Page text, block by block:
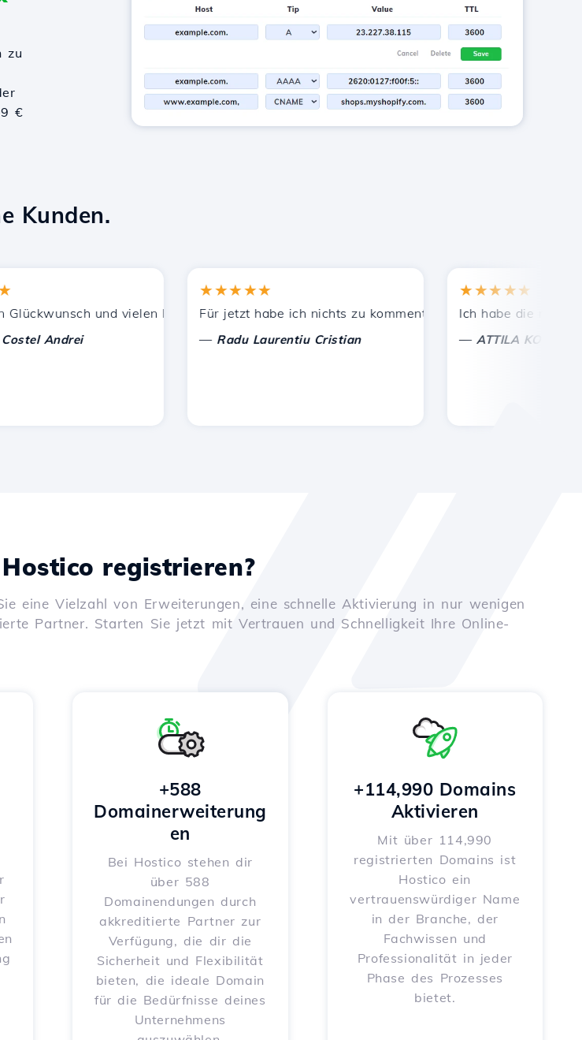
zu
€
Kunden.
zufrieden. Ich habe Sie anderen Bekannten empfohlen.
und vielen Dank für die geleistete Unterstützung!
Andrei
★★★★★
Für jetzt habe ich nichts zu kommentieren, nur um zu schätzen.
Radu Laurentiu Cristian
★★★★★
Ich habe die richtige
ATTILA KOLES
registrieren?
eine Vielzahl von Erweiterungen, eine schnelle Aktivierung in nur wenigen
Partner. Starten Sie jetzt mit Vertrauen und Schnelligkeit Ihre Online-
+588
Domainerweiterung
en
Bei Hostico stehen dir
über 588
Domainendungen durch
akkreditierte Partner zur
Verfügung, die dir die
Sicherheit und Flexibilität
bieten, die ideale Domain
für die Bedürfnisse deines
Unternehmens
+114,990 Domains
Aktivieren
Mit über 114,990
registrierten Domains ist
Hostico ein
vertrauenswürdiger Name
in der Branche, der
Fachwissen und
Professionalität in jeder
Phase des Prozesses
bietet.